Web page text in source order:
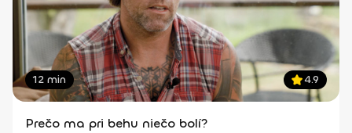
12 min 4.9
Prečo ma pri behu niečo bolí?